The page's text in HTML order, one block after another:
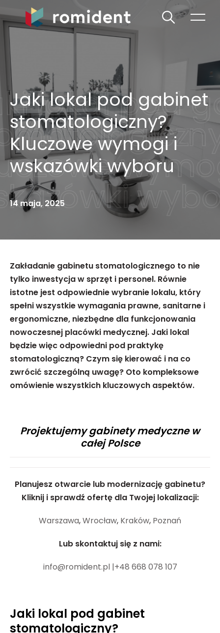
Jaki lokal pod gabinet
stomatologiczny?
Kluczowe wymogi i
wskazówki wyboru
14 maja, 2025
Zakładanie gabinetu stomatologicznego to nie
tylko inwestycja w sprzęt i personel. Równie
istotne jest odpowiednie wybranie lokalu, który
spełni wszystkie wymagania prawne, sanitarne i
ergonomiczne, niezbędne dla funkcjonowania
nowoczesnej placówki medycznej. Jaki lokal
będzie więc odpowiedni pod praktykę
stomatologiczną? Czym się kierować i na co
zwrócić szczególną uwagę? Oto kompleksowe
omówienie wszystkich kluczowych aspektów.
Projektujemy gabinety medyczne w
całej Polsce
Planujesz otwarcie lub modernizację gabinetu?
Kliknij i sprawdź ofertę dla Twojej lokalizacji:
Warszawa,Wrocław, Kraków, Poznań
Lub skontaktuj się z nami:
info@romident.pl |+48 668 078 107
Jaki lokal pod gabinet
stomatologiczny?